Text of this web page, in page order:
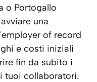
o Portogallo
una
of record
e costi iniziali
fin da subito i
tuoi collaboratori.